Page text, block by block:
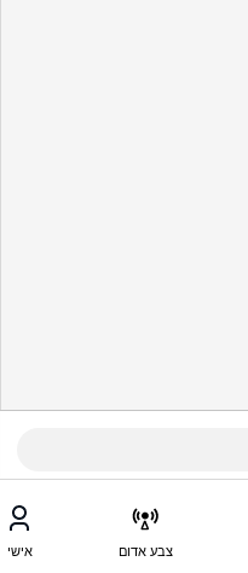
צבע אדום אישי